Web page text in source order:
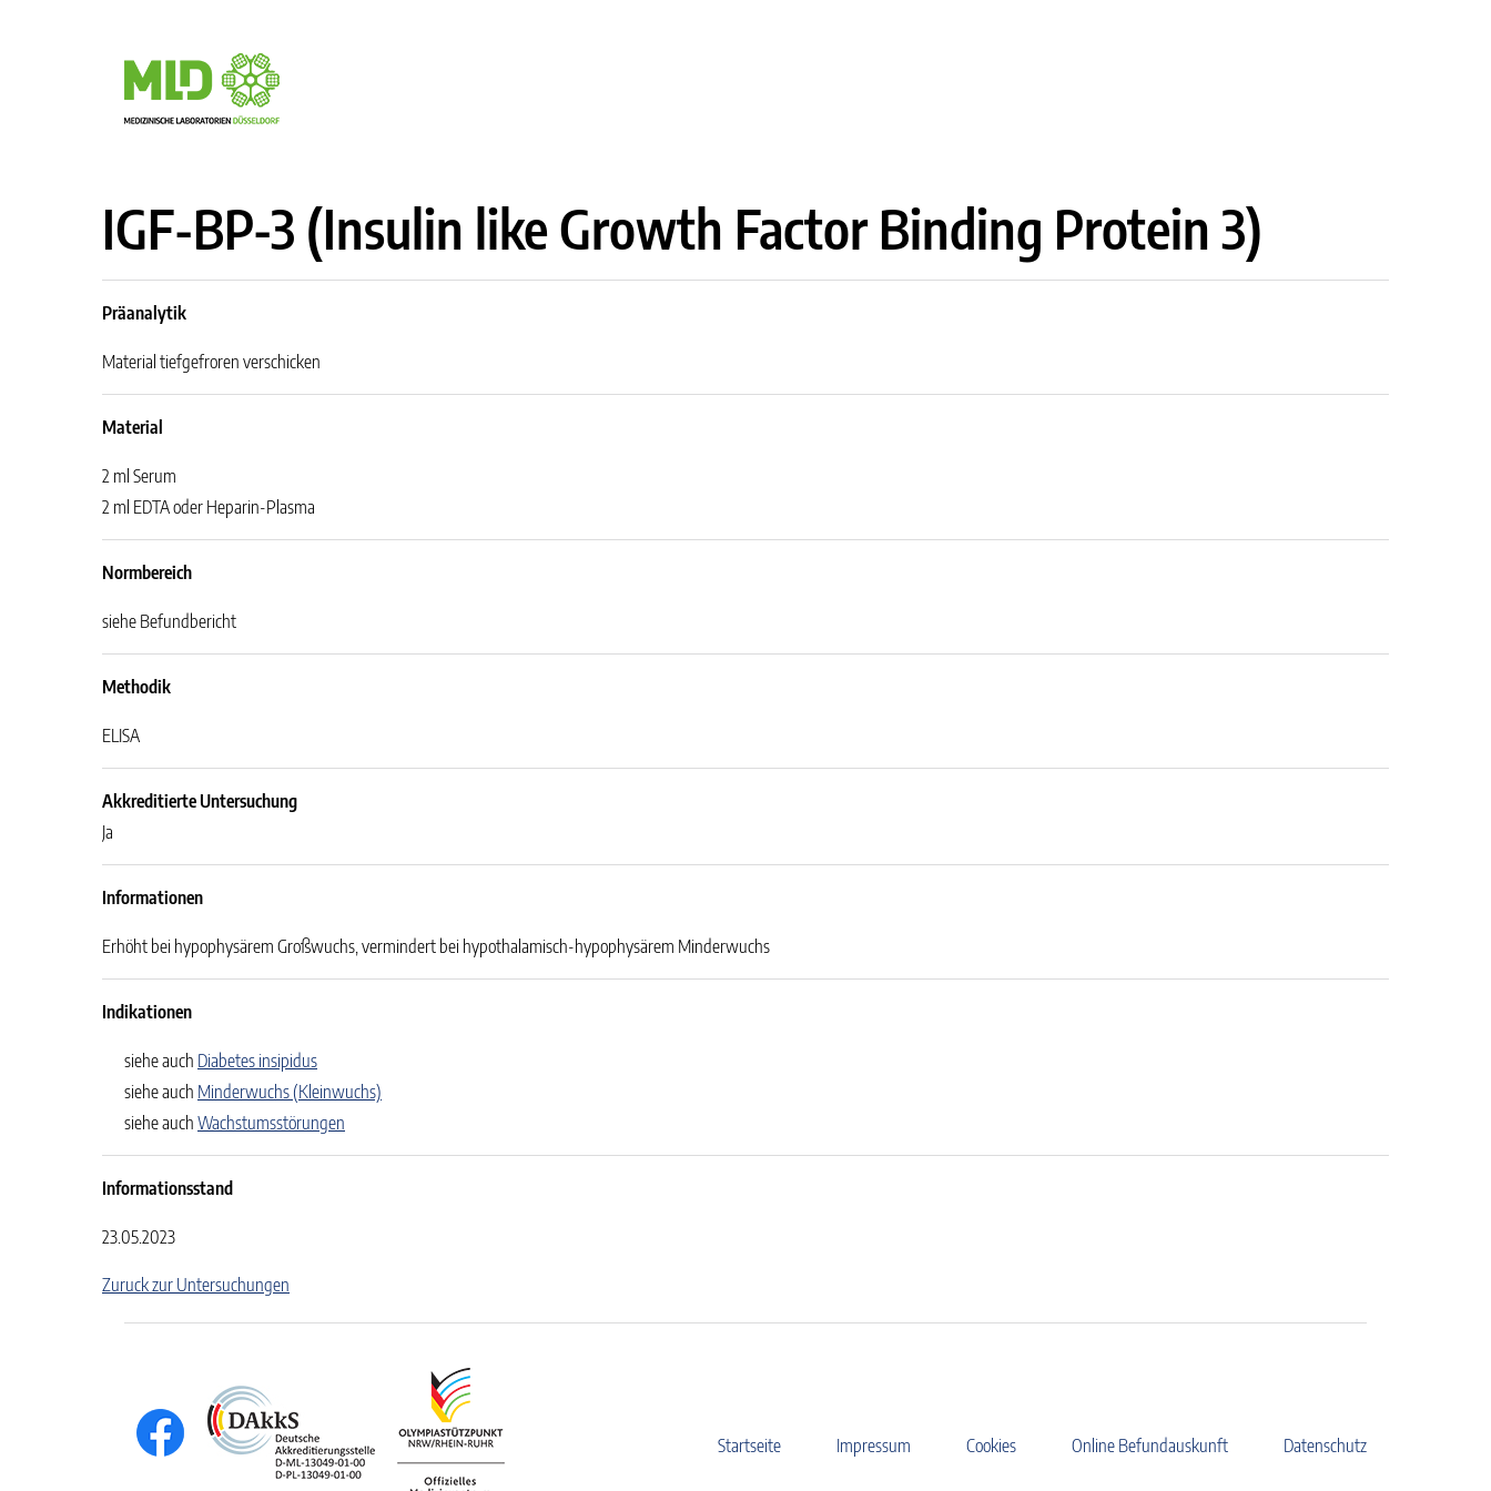
IGF-BP-3 (Insulin like Growth Factor Binding Protein 3)
Präanalytik
Material tiefgefroren verschicken
Material
2 ml Serum
2 ml EDTA oder Heparin-Plasma
Normbereich
siehe Befundbericht
Methodik
ELISA
Akkreditierte Untersuchung
Ja
Informationen
Erhöht bei hypophysärem Großwuchs, vermindert bei hypothalamisch-hypophysärem Minderwuchs
Indikationen
siehe auch Diabetes insipidus
siehe auch Minderwuchs (Kleinwuchs)
siehe auch Wachstumsstörungen
Informationsstand
23.05.2023
Zuruck zur Untersuchungen
Startseite Impressum Cookies Online Befundauskunft Datenschutz